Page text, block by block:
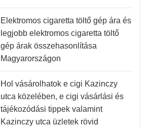
Elektromos cigaretta töltő gép ára és
legjobb elektromos cigaretta töltő
gép árak összehasonlítása
Magyarországon
Hol vásárolhatok e cigi Kazinczy
utca közelében, e cigi vásárlási és
tájékozódási tippek valamint
Kazinczy utca üzletek rövid